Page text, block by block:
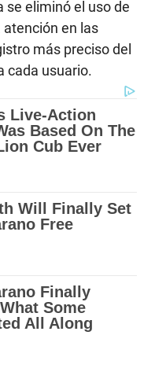
se eliminó el uso de
en las
más preciso del
cada usuario.